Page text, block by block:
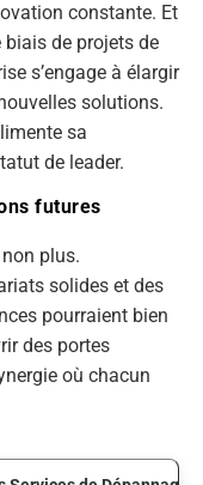
constante. Et
biais de projets de
s’engage à élargir
solutions.
sa
de leader.
futures
plus.
solides et des
pourraient bien
des portes
où chacun